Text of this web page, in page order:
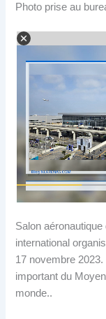
Photo prise au
Salon
international
17 novembre
important du
monde..